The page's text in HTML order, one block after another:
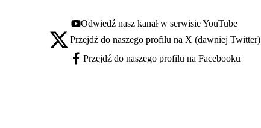
Youtube - otwiera się w nowej karcie
Odwiedź nasz kanał w serwisie YouTube
X - otwiera się w nowej karcie
Przejdź do naszego profilu na X (dawniej Twitter)
Facebook - otwiera się w nowej karcie
Przejdź do naszego profilu na Facebooku